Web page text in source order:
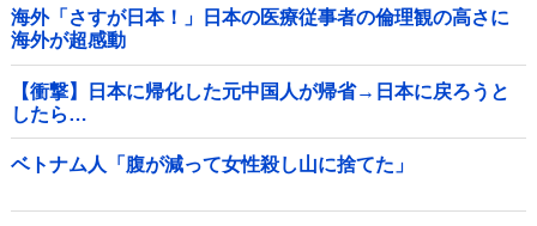
海外「さすが日本！」日本の医療従事者の倫理観の高さに
海外が超感動
【衝撃】日本に帰化した元中国人が帰省→日本に戻ろうと
したら…
ベトナム人「腹が減って女性殺し山に捨てた」